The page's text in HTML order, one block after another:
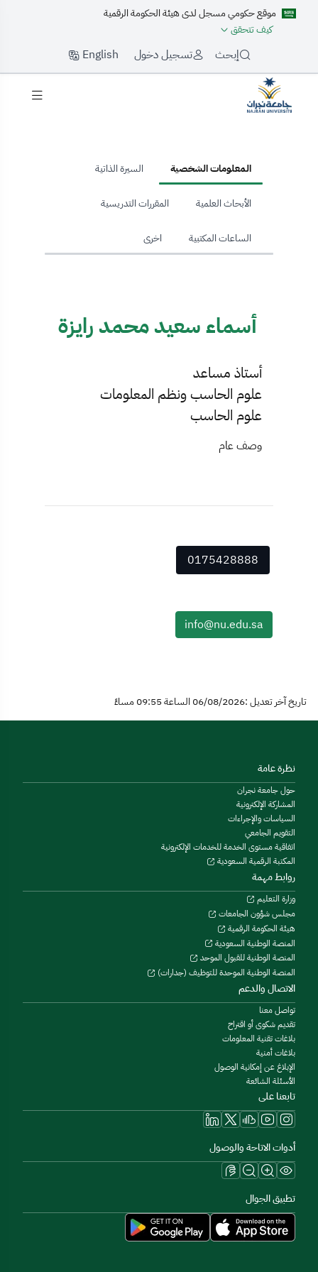
موقع حكومي مسجل لدى هيئة الحكومة الرقمية
كيف تتحقق
إبحث تسجيل دخول English
المعلومات الشخصية السيرة الذاتية
الأبحاث العلمية المقررات التدريسية
الساعات المكتبية اخرى
أسماء سعيد محمد رايزة
أستاذ مساعد
علوم الحاسب ونظم المعلومات
علوم الحاسب
وصف عام
0175428888
info@nu.edu.sa
تاريخ آخر تعديل :06/08/2026 الساعة 09:55 مساءً
نظرة عامة
حول جامعة نجران
المشاركة الإلكترونية
السياسات والإجراءات
التقويم الجامعي
اتفاقية مستوى الخدمة للخدمات الإلكترونية
المكتبة الرقمية السعودية
روابط مهمة
وزارة التعليم
مجلس شؤون الجامعات
هيئة الحكومة الرقمية
المنصة الوطنية السعودية
المنصة الوطنية للقبول الموحد
المنصة الوطنية الموحدة للتوظيف (جدارات)
الاتصال والدعم
تواصل معنا
تقديم شكوى أو اقتراح
بلاغات تقنية المعلومات
بلاغات أمنية
الإبلاغ عن إمكانية الوصول
الأسئلة الشائعة
تابعنا على
أدوات الاتاحة والوصول
تطبيق الجوال